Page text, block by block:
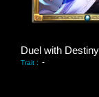
Duel with Destiny
Trait : -